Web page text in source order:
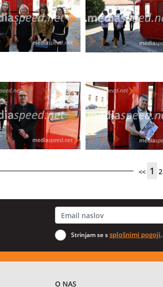
<< 1 2
Strinjam se ssplošnimi pogoji.
O NAS